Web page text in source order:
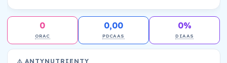
0
ORAC
0,00
PDCAAS
0%
DIAAS
⚠️ ANTYNUTRIENTY